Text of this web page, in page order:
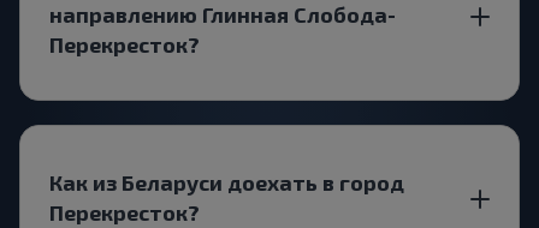
направлению Глинная Слобода-
Перекресток?
Как из Беларуси доехать в город
Перекресток?